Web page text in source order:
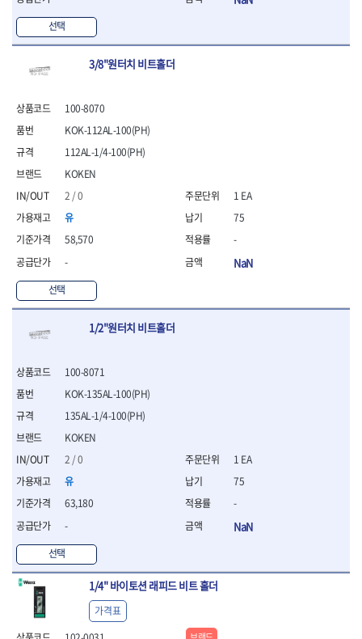
- 방폭드라이버
- 방폭펀치
- 절연포지비트소켓
- 볼트커터
- 항공가위
- 클램프
- 망치
- 빠루망치
- 볼핀망치
- 함마망치
- 도끼
- 나일론무반동망치
- 플라스틱망치
- 고무망치
- 평치즐
- 핀펀치세트
- 펀치
- 톱대
- 용접용품
- 빠루
- 전지가위
- 정글칼
- 고지톱
선택
3/8"원터치 비트홀더
100-8070
KOKEN
2 / 0
유
58,570
-
선택
KOK-112AL-100(PH)
112AL-1/4-100(PH)
1 EA
75
-
NaN
1/2"원터치 비트홀더
100-8071
KOKEN
2 / 0
유
63,180
-
선택
KOK-135AL-100(PH)
135AL-1/4-100(PH)
1 EA
75
-
NaN
1/4" 바이토션 래피드 비트 홀더
가격표